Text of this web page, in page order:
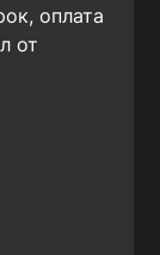
оплата
от